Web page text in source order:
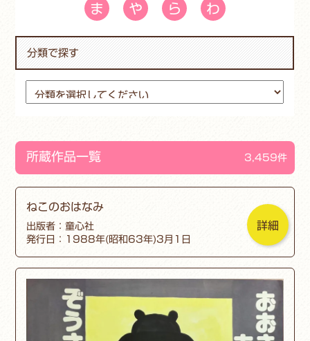
ま や ら わ
分類で探す
所蔵作品一覧 3,459件
ねこのおはなみ
出版者：童心社
発行日：1988年(昭和63年)3月1日
詳細